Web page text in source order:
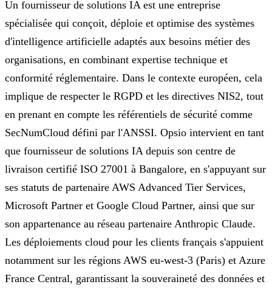
Un fournisseur de solutions IA est une entreprise
spécialisée qui conçoit, déploie et optimise des systèmes
d'intelligence artificielle adaptés aux besoins métier des
organisations, en combinant expertise technique et
conformité réglementaire. Dans le contexte européen, cela
implique de respecter le RGPD et les directives NIS2, tout
en prenant en compte les référentiels de sécurité comme
SecNumCloud défini par l'ANSSI. Opsio intervient en tant
que fournisseur de solutions IA depuis son centre de
livraison certifié ISO 27001 à Bangalore, en s'appuyant sur
ses statuts de partenaire AWS Advanced Tier Services,
Microsoft Partner et Google Cloud Partner, ainsi que sur
son appartenance au réseau partenaire Anthropic Claude.
Les déploiements cloud pour les clients français s'appuient
notamment sur les régions AWS eu-west-3 (Paris) et Azure
France Central, garantissant la souveraineté des données et